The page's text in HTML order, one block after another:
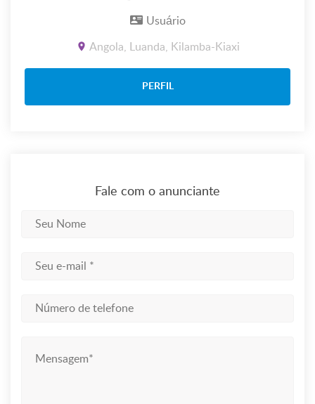
Usuário
Angola, Luanda, Kilamba-Kiaxi
PERFIL
Fale com o anunciante